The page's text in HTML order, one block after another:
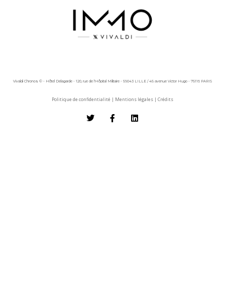
Vivaldi Chronos © - Hôtel Delagarde - 120, rue de l'Hôpital Militaire - 59043 LILLE / 45 avenue Victor Hugo - 75116 PARIS
Politique de confidentialité | Mentions légales | Crédits